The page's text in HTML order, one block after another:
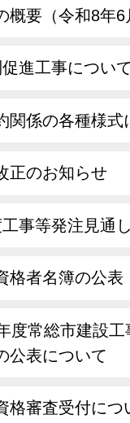
概要（令和8年6
進工事につい
関係の各種様式
正のお知らせ
事等発注見通し
格者名簿の公表
度常総市建設
公表について
格審査受付につ